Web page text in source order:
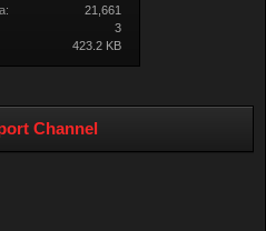
21,661
3
423.2 KB
Channel